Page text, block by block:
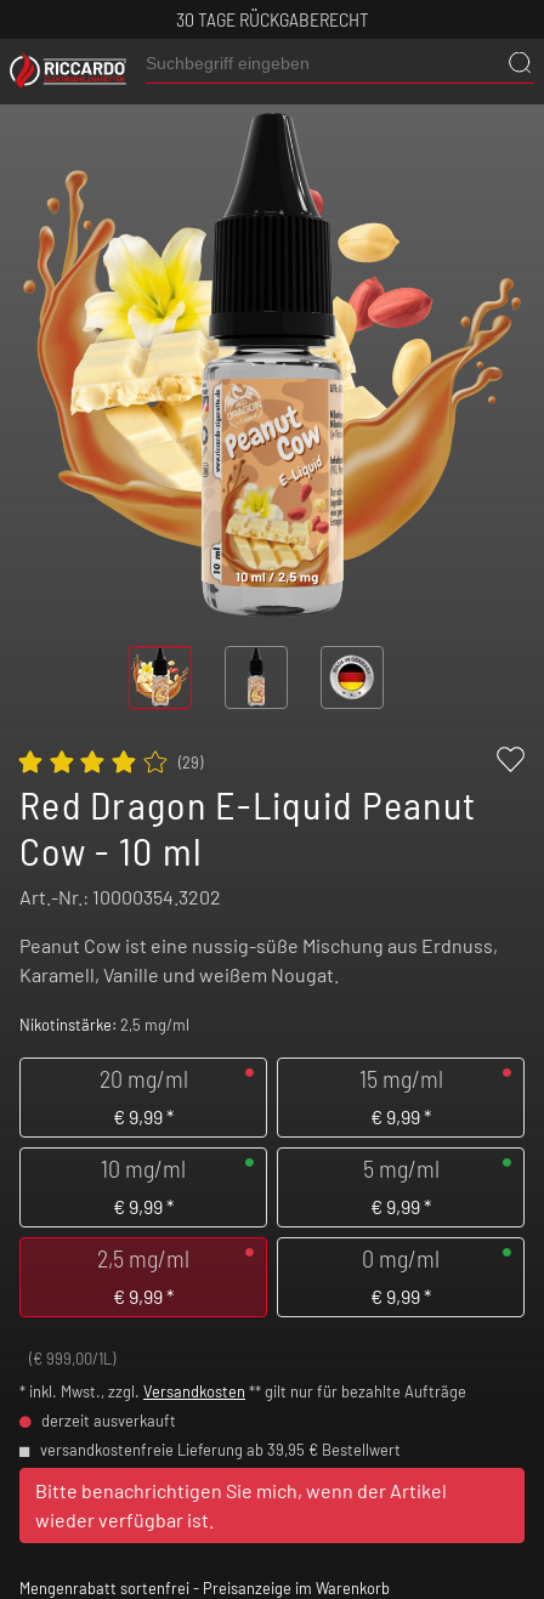
30 TAGE RÜCKGABERECHT
(29)
Red Dragon E-Liquid Peanut
Cow - 10 ml
Art.-Nr.: 10000354.3202
Peanut Cow ist eine nussig-süße Mischung aus Erdnuss,
Karamell, Vanille und weißem Nougat.
Nikotinstärke: 2,5 mg/ml
20 mg/ml
€ 9,99*
15 mg/ml
€ 9,99*
10 mg/ml
€ 9,99*
5 mg/ml
€ 9,99*
2,5 mg/ml
€ 9,99*
0 mg/ml
€ 9,99*
(€ 999,00/1L)
* inkl. Mwst., zzgl. Versandkosten ** gilt nur für bezahlte Aufträge
derzeit ausverkauft
versandkostenfreie Lieferung ab 39,95 € Bestellwert
Bitte benachrichtigen Sie mich, wenn der Artikel
wieder verfügbar ist.
Mengenrabatt sortenfrei - Preisanzeige im Warenkorb